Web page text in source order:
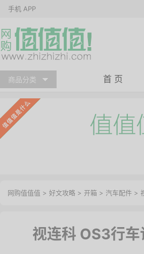
手机 APP
商品分类 首 页
网购值值值 > 好文攻略 > 开箱 > 汽车配件 >
视连科 OS3行